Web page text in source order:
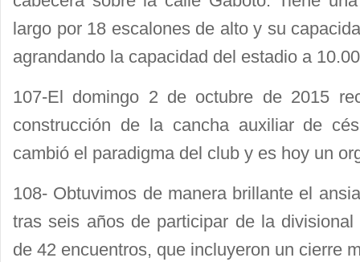
largo por 18 escalones de alto y su
agrandando la capacidad del estadio a
107-El domingo 2 de octubre de 2015
construcción de la cancha auxiliar de
cambió el paradigma del club y es hoy un
108- Obtuvimos de manera brillante el
tras seis años de participar de la divisional
de 42 encuentros, que incluyeron un cierre